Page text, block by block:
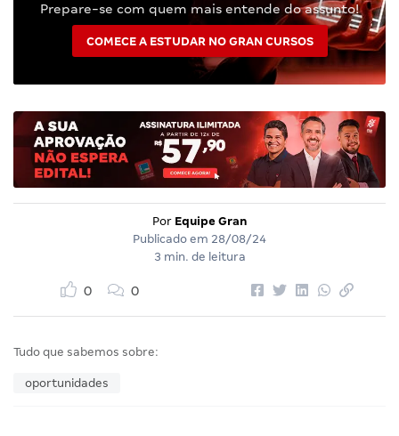
Prepare-se com quem mais entende do assunto!
COMECE A ESTUDAR NO GRAN CURSOS
Por Equipe Gran
Publicado em 28/08/24
3 min. de leitura
0 0
Tudo que sabemos sobre:
oportunidades